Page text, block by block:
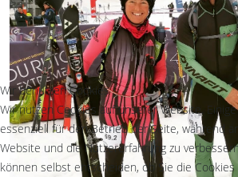
Wir benutzen Cookies
Wir nutzen Cookies auf unserer Website.
essenziell für den Betrieb der Seite, während
Website und die Nutzererfahrung zu
können selbst entscheiden, ob Sie die